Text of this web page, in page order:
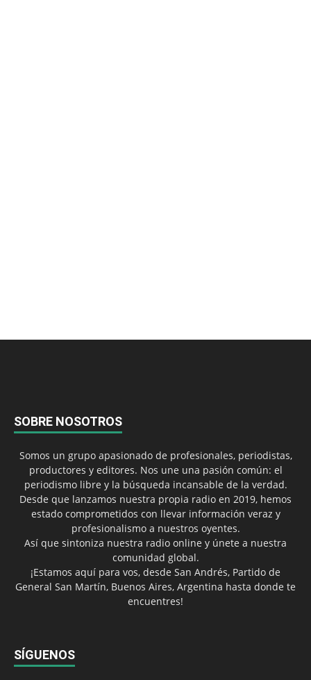
SOBRE NOSOTROS
Somos un grupo apasionado de profesionales, periodistas,
productores y editores. Nos une una pasión común: el
periodismo libre y la búsqueda incansable de la verdad.
Desde que lanzamos nuestra propia radio en 2019, hemos
estado comprometidos con llevar información veraz y
profesionalismo a nuestros oyentes.
Así que sintoniza nuestra radio online y únete a nuestra
comunidad global.
¡Estamos aquí para vos, desde San Andrés, Partido de
General San Martín, Buenos Aires, Argentina hasta donde te
encuentres!
SÍGUENOS